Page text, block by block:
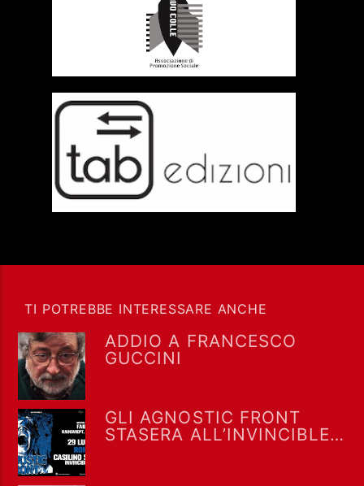
+393401974468
Sostieni Radio Città Aperta
TI POTREBBE INTERESSARE ANCHE
ADDIO A FRANCESCO
GUCCINI
GLI AGNOSTIC FRONT
STASERA ALL’INVINCIBLE